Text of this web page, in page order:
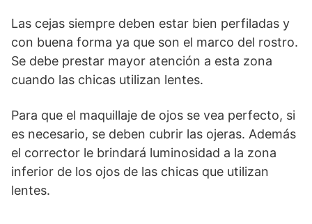
Las cejas siempre deben estar bien perfiladas y
con buena forma ya que son el marco del rostro.
Se debe prestar mayor atención a esta zona
cuando las chicas utilizan lentes.
Para que el maquillaje de ojos se vea perfecto, si
es necesario, se deben cubrir las ojeras. Además
el corrector le brindará luminosidad a la zona
inferior de los ojos de las chicas que utilizan
lentes.